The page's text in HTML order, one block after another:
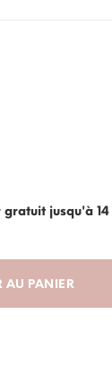
gratuit jusqu'à
AU PANIER